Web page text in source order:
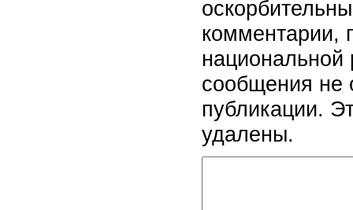
комментарии,
национальной
сообщения не
публикации.
удалены.